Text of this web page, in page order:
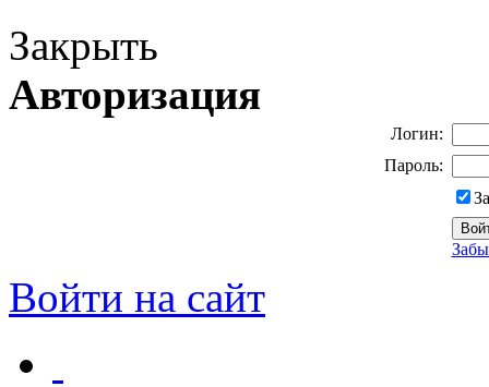
Закрыть
Авторизация
Логин:
Пароль:
Войти на сайт